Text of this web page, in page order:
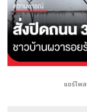
แชร์โพส